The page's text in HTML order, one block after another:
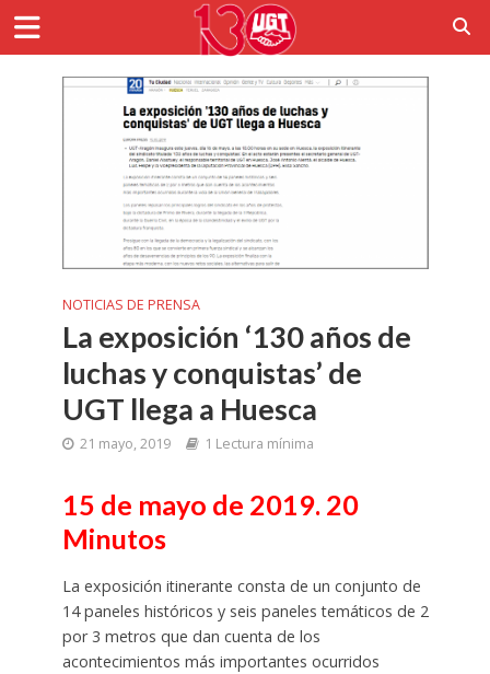
NOTICIAS DE PRENSA
La exposición ‘130 años de
luchas y conquistas’ de
UGT llega a Huesca
21 mayo, 2019 1 Lectura mínima
15 de mayo de 2019. 20
Minutos
La exposición itinerante consta de un conjunto de
14 paneles históricos y seis paneles temáticos de 2
por 3 metros que dan cuenta de los
acontecimientos más importantes ocurridos